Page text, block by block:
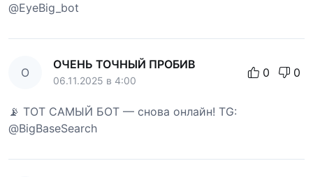
@EyeBig_bot
О
ОЧЕНЬ ТОЧНЫЙ ПРОБИВ
06.11.2025 в 4:00
0 0
📡 ТОТ САМЫЙ БОТ — снова онлайн! TG:
@BigBaseSearch